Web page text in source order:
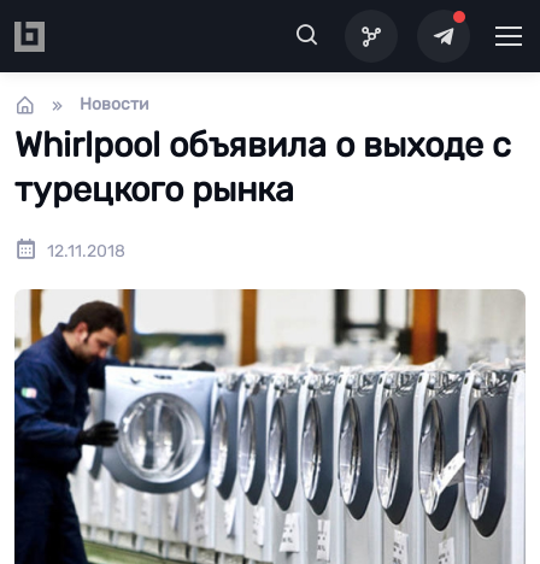
Новости
Whirlpool объявила о выходе с
турецкого рынка
12.11.2018